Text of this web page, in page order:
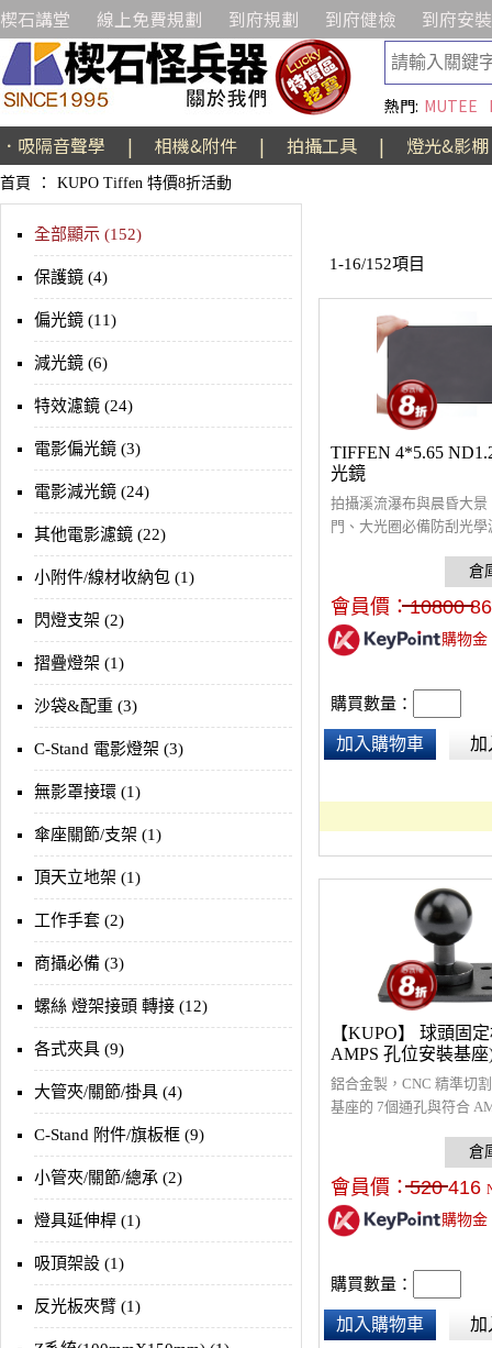
楔石講堂 線上免費規劃 到府規劃 到府健檢 到府安裝
熱門: MUTEE
．吸隔音聲學 | 相機&附件 | 拍攝工具 | 燈光&影棚
首頁 ： KUPO Tiffen 特價8折活動
全部顯示 (152)
保護鏡 (4)
偏光鏡 (11)
減光鏡 (6)
特效濾鏡 (24)
電影偏光鏡 (3)
電影減光鏡 (24)
其他電影濾鏡 (22)
小附件/線材收納包 (1)
閃燈支架 (2)
摺疊燈架 (1)
沙袋&配重 (3)
C-Stand 電影燈架 (3)
無影罩接環 (1)
傘座關節/支架 (1)
頂天立地架 (1)
工作手套 (2)
商攝必備 (3)
螺絲 燈架接頭 轉接 (12)
各式夾具 (9)
大管夾/關節/掛具 (4)
C-Stand 附件/旗板框 (9)
小管夾/關節/總承 (2)
燈具延伸桿 (1)
吸頂架設 (1)
反光板夾臂 (1)
1-16/152項目
TIFFEN 4*5.65
光鏡
拍攝溪流瀑布與晨昏大景
門、大光圈必備防刮光學
會員價：10800
購物金
購買數量：
加入購物車 加
【KUPO】 球頭固
AMPS 孔位安裝基座
鋁合金製，CNC 精準切
基座的 7個通孔與符合
可與 KUPO 萬向關節系
接。此款為55 x 50mm
用螺絲固定於牆面、天
箱上。
會員價：520 416
購物金
購買數量：
加入購物車 加